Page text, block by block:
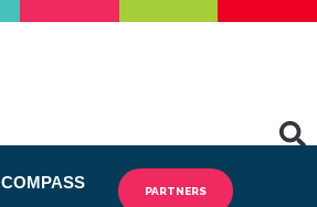
COMPASS PARTNERS